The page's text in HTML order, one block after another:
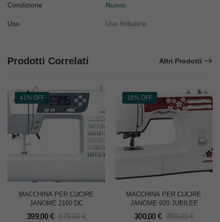
Condizione Nuovo
Uso Uso Industria
Prodotti Correlati Altri Prodotti
41% OFF
MACCHINA PER CUCIRE
JANOME 2160 DC
399,00 € 679,00€
16% OFF
MACCHINA PER CUCIRE
JANOME 920 JUBILEE
300,00 € 359,00€